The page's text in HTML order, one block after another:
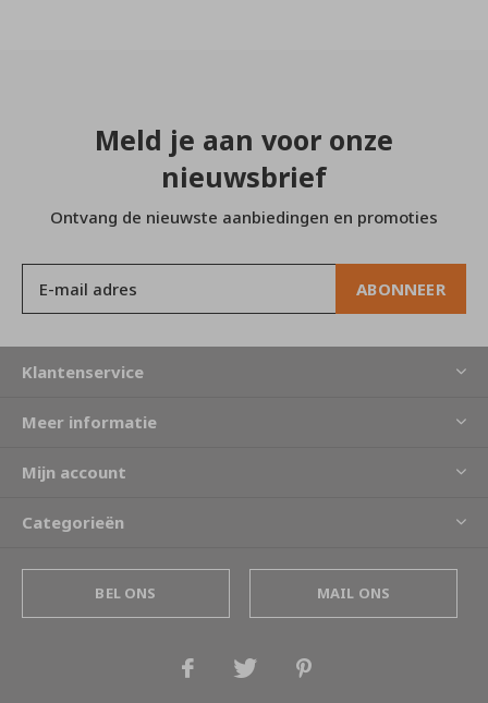
Meld je aan voor onze
nieuwsbrief
Ontvang de nieuwste aanbiedingen en promoties
ABONNEER
Klantenservice
Meer informatie
Mijn account
Categorieën
BEL ONS MAIL ONS